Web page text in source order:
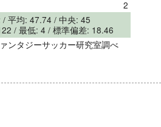
2
平均: 47.74 / 中央: 45
/ 最低: 4 / 標準偏差: 18.46
ンタジーサッカー研究室調べ